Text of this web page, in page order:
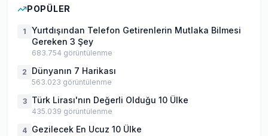
POPÜLER
1
Yurtdışından Telefon Getirenlerin Mutlaka Bilmesi
Gereken 3 Şey
683.754 görüntülenme
2 Dünyanın 7 Harikası
563.023 görüntülenme
3 Türk Lirası'nın Değerli Olduğu 10 Ülke
435.039 görüntülenme
4 Gezilecek En Ucuz 10 Ülke